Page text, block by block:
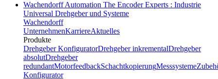
Wachendorff Automation The Encoder Experts : Industrie
Universal Drehgeber und Systeme
Wachendorff
UnternehmenKarriereAktuelles
Produkte
Drehgeber KonfiguratorDrehgeber inkrementalDrehgeber
absolutDrehgeber
redundantMotorfeedbackSchachtkopierungMesssysteme
Konfigurator